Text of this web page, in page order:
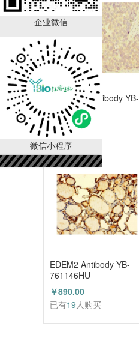
企业微信
微信小程序
GALNT12 Antibody YB-
714224HU
￥890.00
已有
EDEM2 Antibody YB-
761146HU
￥890.00
已有19人购买